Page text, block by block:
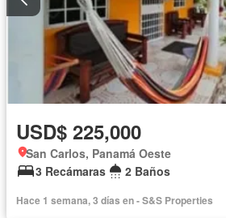
USD$ 225,000
San Carlos, Panamá Oeste
3 Recámaras
2 Baños
Hace 1 semana, 3 días en - S&S Properties